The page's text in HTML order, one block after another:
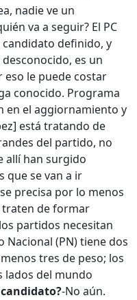
nadie ve un
va a seguir? El PC
definido, y
es un
le puede costar
conocido. Programa
en el aggiornamiento y
está tratando de
del partido, no
allí han surgido
que se van a ir
precisa por lo menos
traten de formar
partidos necesitan
Nacional (PN) tiene dos
tres de peso; los
lados del mundo
-No aún.